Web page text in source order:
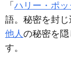
「 ハリー・ポッ
語。秘密を封じ
他人の秘密を
す。